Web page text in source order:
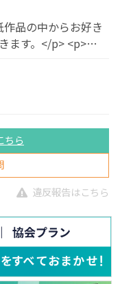
品の中からお好き
ます。</p> <p>…
ちら
違反報告はこちら